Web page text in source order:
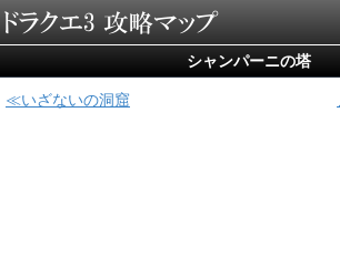
シャンパーニの塔
いざないの洞窟